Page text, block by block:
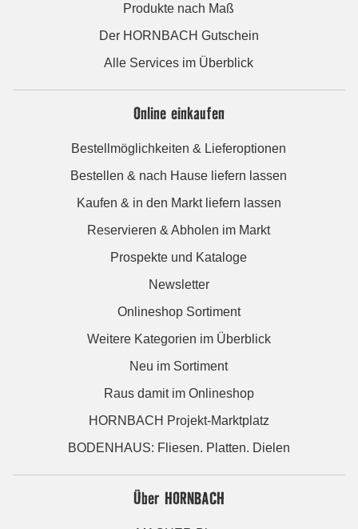
Produkte nach Maß
Der HORNBACH Gutschein
Alle Services im Überblick
Online einkaufen
Bestellmöglichkeiten & Lieferoptionen
Bestellen & nach Hause liefern lassen
Kaufen & in den Markt liefern lassen
Reservieren & Abholen im Markt
Prospekte und Kataloge
Newsletter
Onlineshop Sortiment
Weitere Kategorien im Überblick
Neu im Sortiment
Raus damit im Onlineshop
HORNBACH Projekt-Marktplatz
BODENHAUS: Fliesen. Platten. Dielen
Über HORNBACH